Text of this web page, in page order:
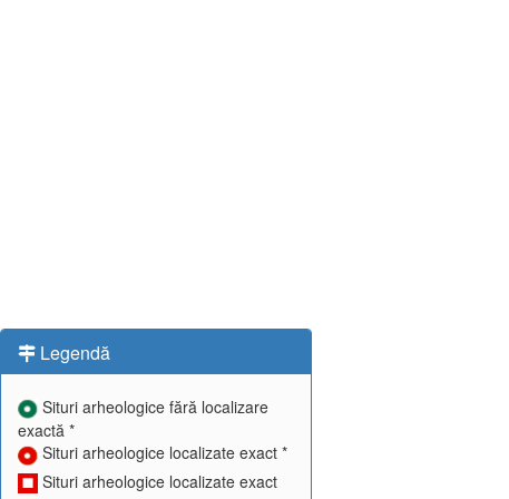
Legendă
Situri arheologice fără localizare
exactă *
Situri arheologice localizate exact *
Situri arheologice localizate exact